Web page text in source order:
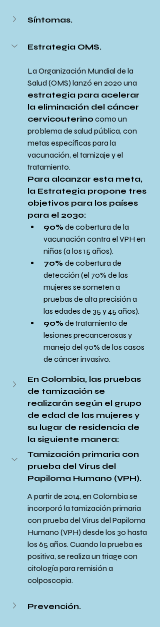
Síntomas.
Estrategia OMS.
La Organización Mundial de la
Salud (OMS) lanzó en 2020 una
estrategia para acelerar
la eliminación del cáncer
cervicouterino como un
problema de salud pública, con
metas específicas para la
vacunación, el tamizaje y el
tratamiento.
Para alcanzar esta meta,
la Estrategia propone tres
objetivos para los países
para el 2030:
90% de cobertura de la
vacunación contra el VPH en
niñas (a los 15 años).
70% de cobertura de
detección (el 70% de las
mujeres se someten a
pruebas de alta precisión a
las edades de 35 y 45 años).
90% de tratamiento de
lesiones precancerosas y
manejo del 90% de los casos
de cáncer invasivo.
En Colombia, las pruebas
de tamización se
realizarán según el grupo
de edad de las mujeres y
su lugar de residencia de
la siguiente manera:
Tamización primaria con
prueba del Virus del
Papiloma Humano (VPH).
A partir de 2014, en Colombia se
incorporó la tamización primaria
con prueba del Virus del Papiloma
Humano (VPH) desde los 30 hasta
los 65 años. Cuando la prueba es
positiva, se realiza un triage con
citología para remisión a
colposcopia.
Prevención.